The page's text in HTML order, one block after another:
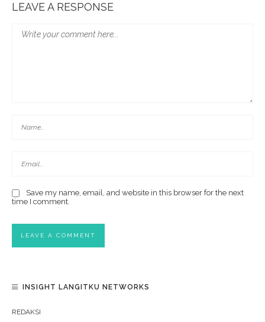
LEAVE A RESPONSE
Save my name, email, and website in this browser for the next
time I comment.
INSIGHT LANGITKU NETWORKS
REDAKSI